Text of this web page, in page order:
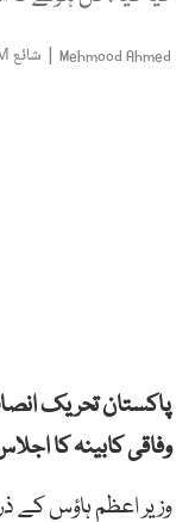
Mehmood Ahmed
| شائع
پاکستان تحریک
وفاقی کابینہ کا
وزیر اعظم ہاؤس کے